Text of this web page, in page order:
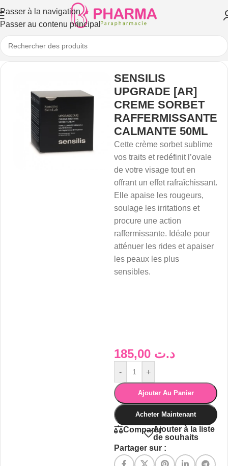
Passer à la navigation
Passer au contenu principal
SENSILIS
UPGRADE [AR]
CREME SORBET
RAFFERMISSANTE
CALMANTE 50ML
Cette crème sorbet sublime
vos traits et redéfinit l’ovale
de votre visage tout en
offrant un effet rafraîchissant.
Elle apaise les rougeurs,
soulage les irritations et
procure une action
raffermissante. Idéale pour
atténuer les rides et apaiser
les peaux les plus
sensibles.
د.ت
- +
Ajouter Au Panier
Acheter Maintenant
ComparerAjouter à la liste
de souhaits
Partager sur :